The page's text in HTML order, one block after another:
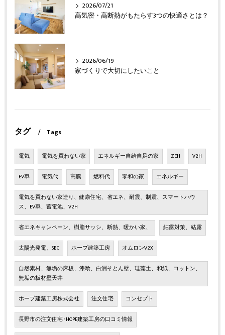
2026/07/21
高気密・高断熱がもたらす3つの快適さとは？
2026/06/19
家づくりで大切にしたいこと
タグ Tags
電気 電気を買わない家 エネルギー自給自足の家 ZEH V2H
EV車 電気代 高騰 燃料代 零和の家 エネルギー
電気を買わない家造り、健康住宅、省エネ、耐震、制震、スマートハウ
ス、EV車、蓄電池、V2H
省エネキャンペーン、樹脂サッシ、断熱、暖かい家、 結露対策、結露
太陽光発電、SBC ホープ建築工房 オムロンV2X
自然素材、無垢の床板、漆喰、白洲そとん壁、珪藻土、和紙、コットン、
無垢の板材壁天井
ホープ建築工房株式会社 注文住宅 コンセプト
長野市の注文住宅･HOPE建築工房の口コミ情報